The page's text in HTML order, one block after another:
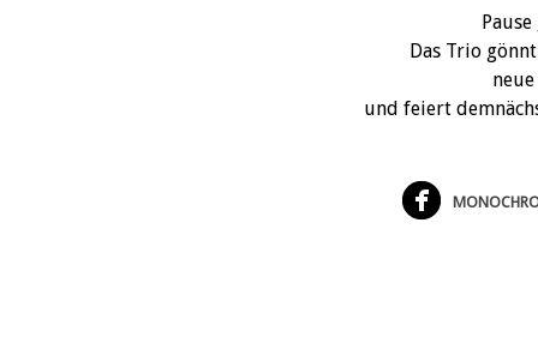
Das Trio
und feiert